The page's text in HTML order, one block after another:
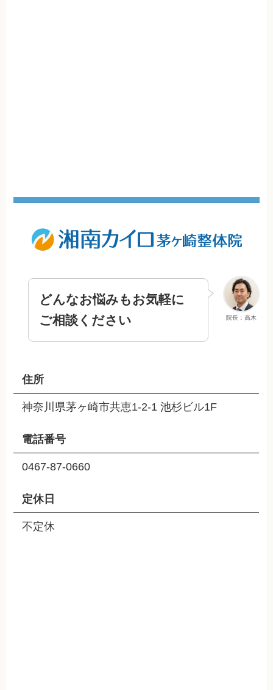
院長：高木
どんなお悩みもお気軽に
ご相談ください
住所
神奈川県茅ヶ崎市共恵1-2-1 池杉ビル1F
電話番号
0467-87-0660
定休日
不定休